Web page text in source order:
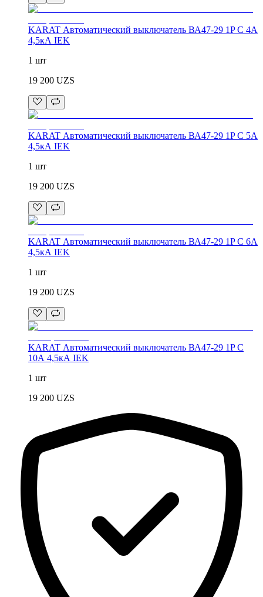
KARAT Автоматический выключатель ВА47-29 1P C 4А
4,5кА IEK
1 шт
19 200 UZS
KARAT Автоматический выключатель ВА47-29 1P C 5А
4,5кА IEK
1 шт
19 200 UZS
KARAT Автоматический выключатель ВА47-29 1P C 6А
4,5кА IEK
1 шт
19 200 UZS
KARAT Автоматический выключатель ВА47-29 1P C
10А 4,5кА IEK
1 шт
19 200 UZS